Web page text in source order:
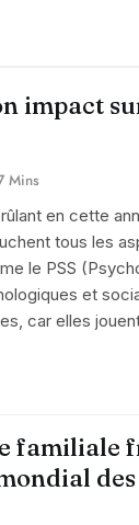
impact
Mins
en cette
tous les
le PSS
et
car elles
familiale